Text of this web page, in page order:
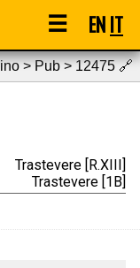
☰ ENIT
> Pub > 12475🔗
Trastevere [R.XIII]
Trastevere [1B]